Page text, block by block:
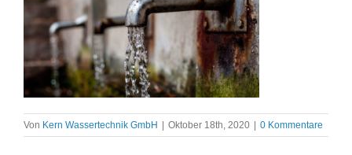
Von Kern Wassertechnik GmbH Oktober 18th, 2020 0 Kommentare